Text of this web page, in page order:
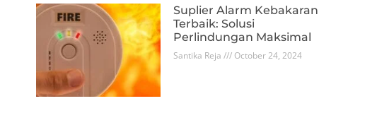
Suplier Alarm Kebakaran
Terbaik: Solusi
Perlindungan Maksimal
Santika Reja October 24, 2024